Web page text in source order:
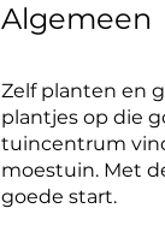
Algemeen
Zelf planten en
plantjes op die
tuincentrum
moestuin. Met
goede start.